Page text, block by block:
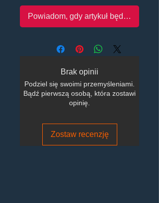
Powiadom, gdy artykuł będzie
Brak opinii
Podziel się swoimi przemyśleniami.
Bądź pierwszą osobą, która zostawi
opinię.
Zostaw recenzję